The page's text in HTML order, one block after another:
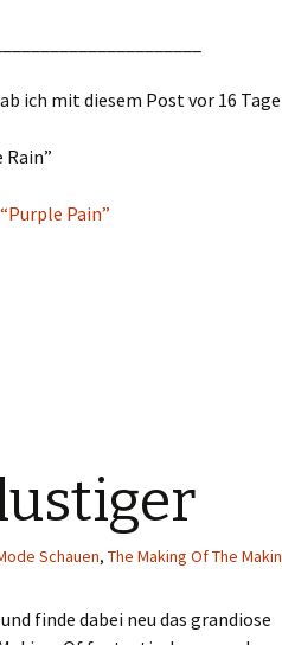
ich mit diesem Post vor 16
Rain”
Pain”
Schauen, The Making Of The
finde dabei neu das grandiose